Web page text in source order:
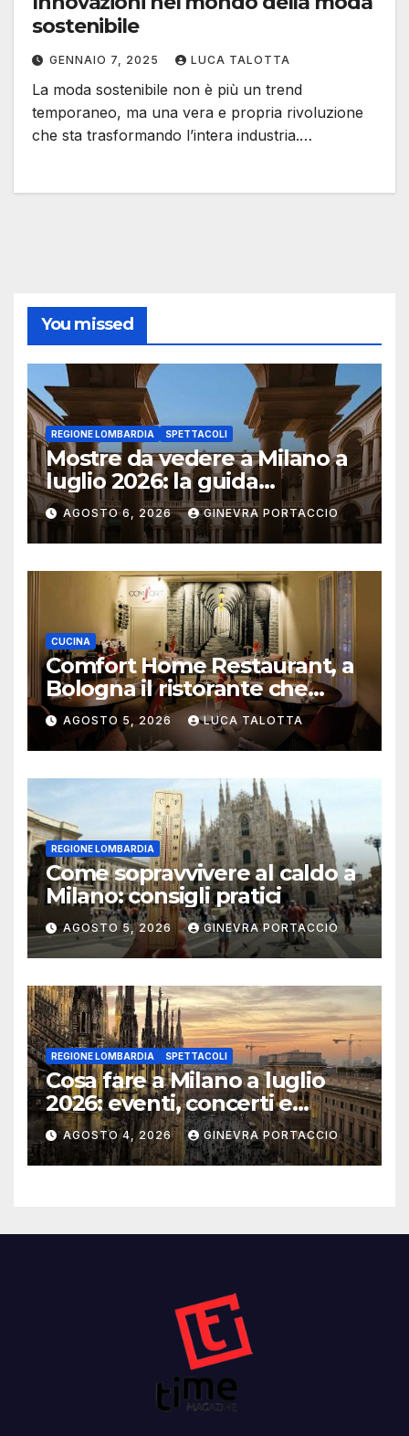
sostenibile
GENNAIO 7, 2025 LUCA TALOTTA
La moda sostenibile non è più un trend
temporaneo, ma una vera e propria rivoluzione
che sta trasformando l’intera industria.…
You missed
REGIONE LOMBARDIA SPETTACOLI
Mostre da vedere a Milano a
luglio 2026: la guida
aggiornata
AGOSTO 6, 2026 GINEVRA PORTACCIO
CUCINA
Comfort Home Restaurant, a
Bologna il ristorante che
trasforma l’ospitalità in
un’esperienza di casa
AGOSTO 5, 2026 LUCA TALOTTA
REGIONE LOMBARDIA
Come sopravvivere al caldo a
Milano: consigli pratici
AGOSTO 5, 2026 GINEVRA PORTACCIO
REGIONE LOMBARDIA SPETTACOLI
Cosa fare a Milano a luglio
2026: eventi, concerti e
mostre
AGOSTO 4, 2026 GINEVRA PORTACCIO